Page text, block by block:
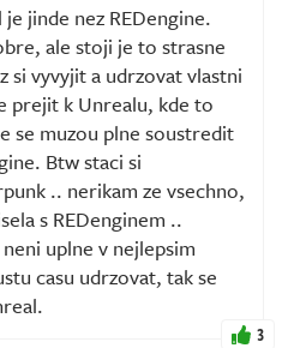
jinde nez REDengine.
ale stoji je to strasne
si vyvyjit a udrzovat vlastni
prejit k Unrealu, kde to
se muzou plne soustredit
Btw staci si
.. nerikam ze vsechno,
s REDenginem ..
uplne v nejlepsim
casu udrzovat, tak se
3